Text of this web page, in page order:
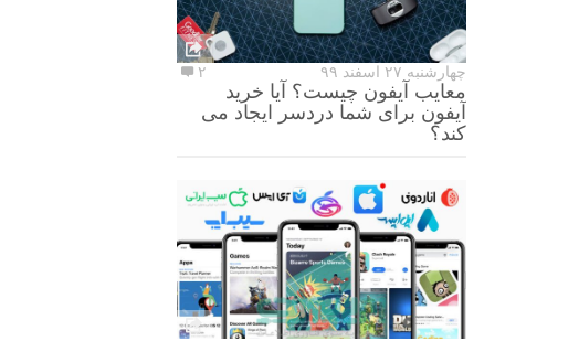
چهارشنبه ۲۷ اسفند ۹۹ ۲
معایب آیفون چیست؟ آیا خرید
آیفون برای شما دردسر ایجاد می
کند؟